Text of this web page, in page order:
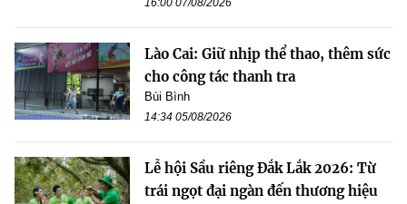
16:00 07/08/2026
Lào Cai: Giữ nhịp thể thao, thêm sức
cho công tác thanh tra
Bùi Bình
14:34 05/08/2026
Lễ hội Sầu riêng Đắk Lắk 2026: Từ
trái ngọt đại ngàn đến thương hiệu